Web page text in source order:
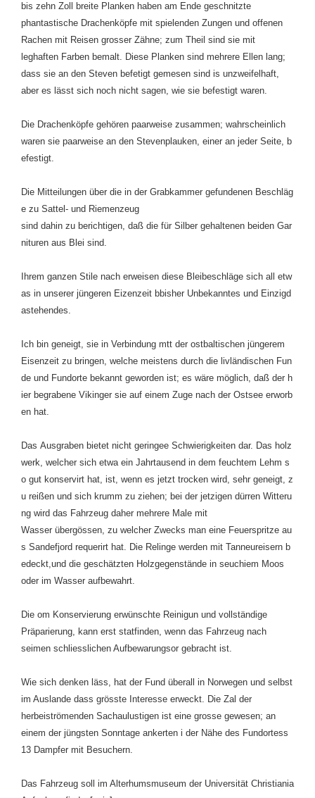
bis zehn Zoll breite Planken haben am Ende geschnitzte
phantastische Drachenköpfe mit spielenden Zungen und offenen
Rachen mit Reisen grosser Zähne; zum Theil sind sie mit
leghaften Farben bemalt. Diese Planken sind mehrere Ellen lang;
dass sie an den Steven befetigt gemesen sind is unzweifelhaft,
aber es lässt sich noch nicht sagen, wie sie befestigt waren.
Die Drachenköpfe gehören paarweise zusammen; wahrscheinlich
waren sie paarweise an den Stevenplauken, einer an jeder Seite, b
efestigt.
Die Mitteilungen über die in der Grabkammer gefundenen Beschläg
e zu Sattel- und Riemenzeug
sind dahin zu berichtigen, daß die für Silber gehaltenen beiden Gar
nituren aus Blei sind.
Ihrem ganzen Stile nach erweisen diese Bleibeschläge sich all etw
as in unserer jüngeren Eizenzeit bbisher Unbekanntes und Einzigd
astehendes.
Ich bin geneigt, sie in Verbindung mtt der ostbaltischen jüngerem
Eisenzeit zu bringen, welche meistens durch die livländischen Fun
de und Fundorte bekannt geworden ist; es wäre möglich, daß der h
ier begrabene Vikinger sie auf einem Zuge nach der Ostsee erworb
en hat.
Das Ausgraben bietet nicht geringee Schwierigkeiten dar. Das holz
werk, welcher sich etwa ein Jahrtausend in dem feuchtem Lehm s
o gut konservirt hat, ist, wenn es jetzt trocken wird, sehr geneigt, z
u reißen und sich krumm zu ziehen; bei der jetzigen dürren Witteru
ng wird das Fahrzeug daher mehrere Male mit
Wasser übergössen, zu welcher Zwecks man eine Feuerspritze au
s Sandefjord requerirt hat. Die Relinge werden mit Tanneureisern b
edeckt,und die geschätzten Holzgegenstände in seuchiem Moos
oder im Wasser aufbewahrt.
Die om Konservierung erwünschte Reinigun und vollständige
Präparierung, kann erst statfinden, wenn das Fahrzeug nach
seimen schliesslichen Aufbewarungsor gebracht ist.
Wie sich denken läss, hat der Fund überall in Norwegen und selbst
im Auslande dass grösste Interesse erweckt. Die Zal der
herbeiströmenden Sachaulustigen ist eine grosse gewesen; an
einem der jüngsten Sonntage ankerten i der Nähe des Fundortess
13 Dampfer mit Besuchern.
Das Fahrzeug soll im Alterhumsmuseum der Universität Christiania